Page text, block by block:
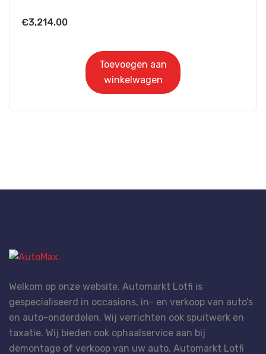
€3,214.00
Toevoegen aan
winkelwagen
Welkom op onze website. Automarkt Lotfi is
gespecialiseerd in occasions, in- en verkoop van auto’s
en auto-onderdelen. Wij verrichten ook spuitwerk en
taxatie. Wij bieden ook ophaalservice aan bij
demontage of verkoop van uw auto. Automarkt Lotfi